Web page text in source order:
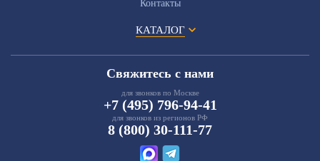
Контакты
КАТАЛОГ
Свяжитесь с нами
для звонков по Москве
+7 (495) 796-94-41
для звонков из регионов РФ
8 (800) 30-111-77